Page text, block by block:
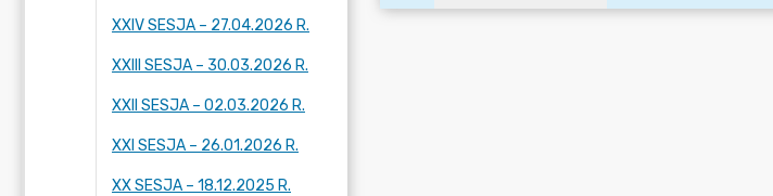
XXIV SESJA – 27.04.2026 R.
XXIII SESJA – 30.03.2026 R.
XXII SESJA – 02.03.2026 R.
XXI SESJA – 26.01.2026 R.
XX SESJA – 18.12.2025 R.